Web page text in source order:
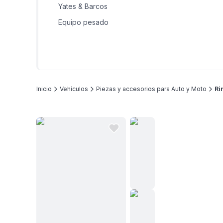
Yates & Barcos
Equipo pesado
Inicio Vehículos Piezas y accesorios para Auto y Moto